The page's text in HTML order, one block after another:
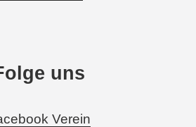
uns
Verein